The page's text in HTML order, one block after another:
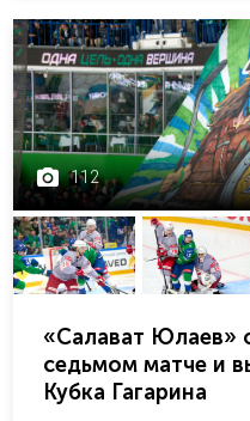
112
«Салават Юлаев»
седьмом матче и
Кубка Гагарина